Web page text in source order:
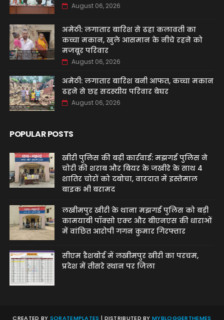
August 06, 2026
अमेठी: लगातार बारिश से ढहा कलावती का
कच्चा मकान, खुले आसमान के नीचे रहने को
मजबूर परिवार
August 06, 2026
अमेठी: लगातार बारिश बनी आफत, कच्चा मकान
ढहने से छह सदस्यीय परिवार बेघर
August 06, 2026
POPULAR POSTS
खीरी पुलिस की बड़ी कार्रवाई: मझगई पुलिस ने
चोरी की शराब और बियर के जखीरे के साथ 4
शातिर चोरों को दबोचा, वारदात में इस्तेमाल
बाइक भी बरामद
लखीमपुर खीरी के थाना मझगई पुलिस को बड़ी
कामयाबी पॉक्सो एक्ट और बीएनएस की धाराओं
में वांछित आरोपी गगन कुमार गिरफ्तार
सीएम डैशबोर्ड में लखीमपुर खीरी का परचम,
प्रदेश में तीसरे स्थान पर जिला
CREATED BY SORATEMPLATES | DISTRIBUTED BYMYBLOGGERTHEMES